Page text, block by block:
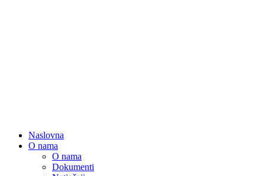
Naslovna
O nama
O nama
Dokumenti